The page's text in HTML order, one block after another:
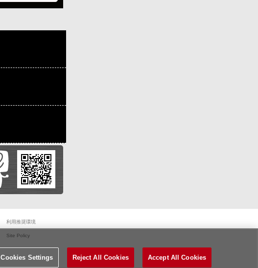
利用推奨環境
Site Policy
Cookies Settings Reject All Cookies Accept All Cookies